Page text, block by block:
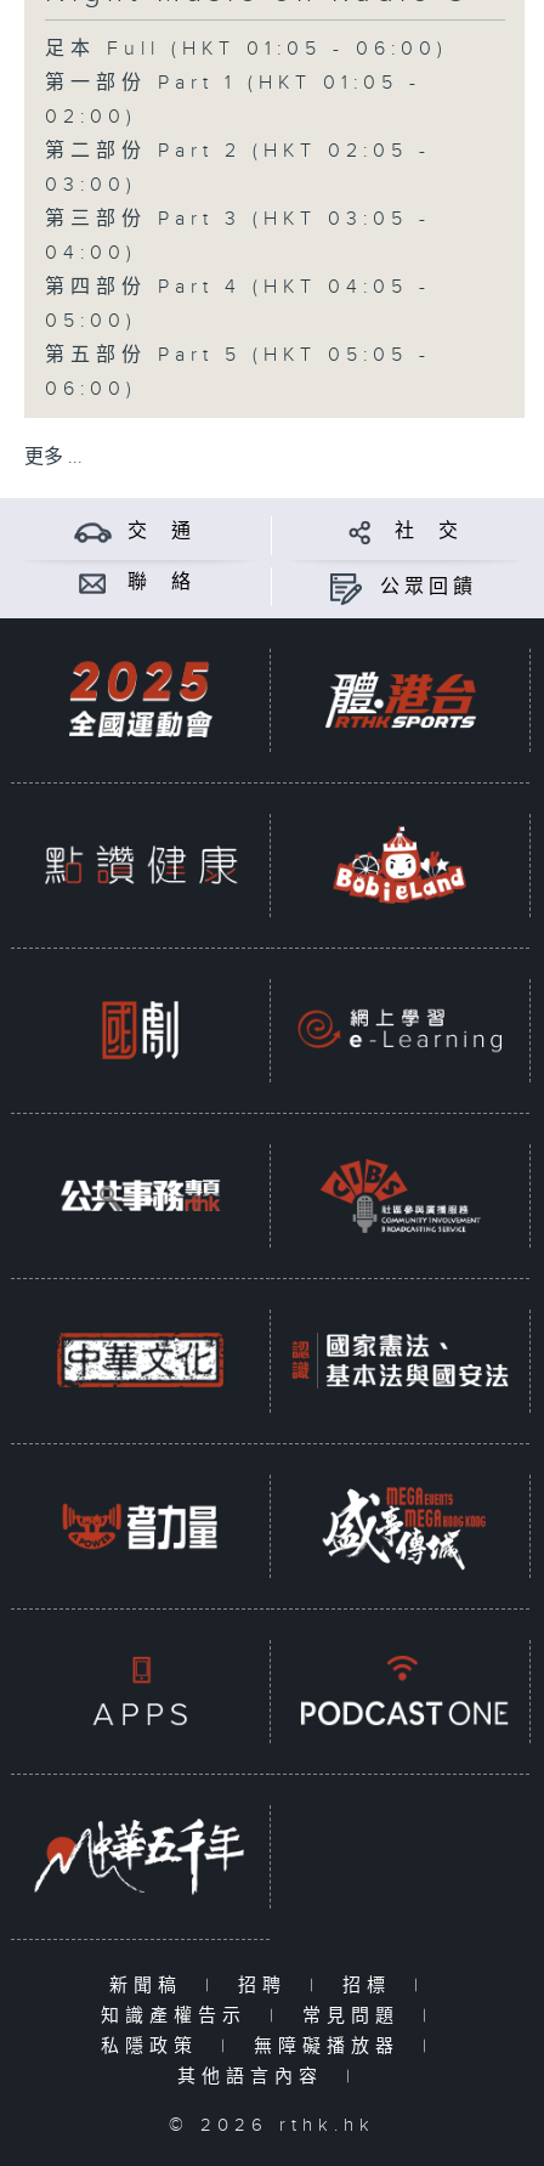
足本 Full (HKT 01:05 - 06:00)
第一部份 Part 1 (HKT 01:05 -
02:00)
第二部份 Part 2 (HKT 02:05 -
03:00)
第三部份 Part 3 (HKT 03:05 -
04:00)
第四部份 Part 4 (HKT 04:05 -
05:00)
第五部份 Part 5 (HKT 05:05 -
06:00)
更多 ...
交 通 社 交
聯 絡 公眾回饋
新聞稿 | 招聘 | 招標
|
知識產權告示
| 常見問題
|
私隱政策
| 無障礙播放器
|
其他語言內容
|
© 2026 rthk.hk